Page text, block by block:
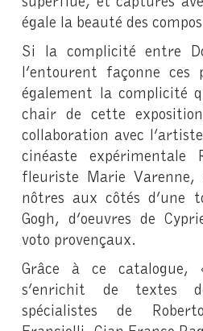
égale la beauté des
Si la complicité entre
l’entourent façonne ces
également la complicité
chair de cette
collaboration avec
cinéaste expérimentale
fleuriste Marie Varenne,
nôtres aux côtés d’une
Gogh, d’oeuvres de
voto provençaux.
Grâce à ce catalogue,
s’enrichit de textes
spécialistes de